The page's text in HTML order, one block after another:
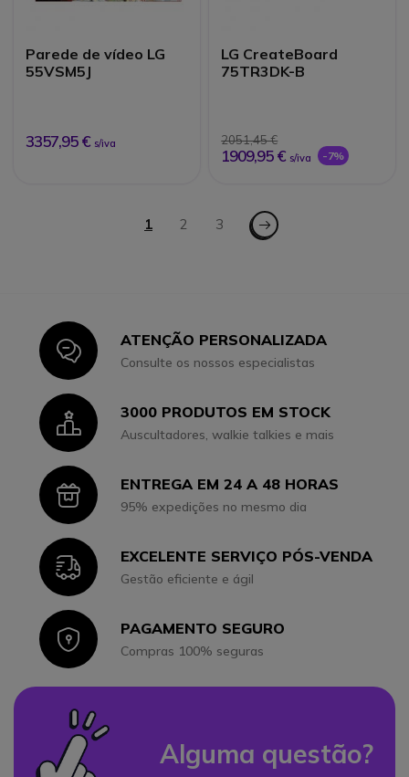
Parede de vídeo LG
55VSM5J
3357,95 € s/iva
LG CreateBoard
75TR3DK-B
2051,45 €
1909,95 € s/iva -7%
Página
Está de momento a ler a página
1 Página
2 Página
3 Página - Seguinte
IconATENÇÃO PERSONALIZADA
Consulte os nossos especialistas
Icon3000 PRODUTOS EM STOCK
Auscultadores, walkie talkies e mais
IconENTREGA EM 24 A 48 HORAS
95% expedições no mesmo dia
IconEXCELENTE SERVIÇO PÓS-VENDA
Gestão eficiente e ágil
IconPAGAMENTO SEGURO
Compras 100% seguras
Alguma questão?